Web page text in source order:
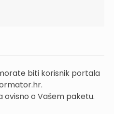
biti korisnik portala
ovisno o Vašem paketu.